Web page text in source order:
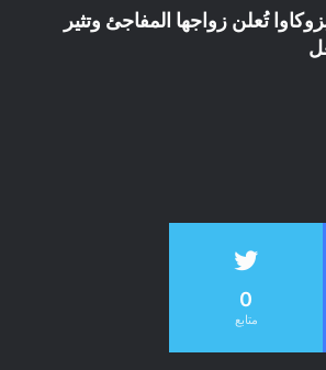
تُعلن زواجها المفاجئ وتثير
0
متابع